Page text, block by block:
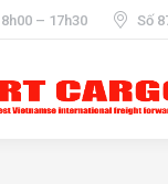
– 17h30 Số